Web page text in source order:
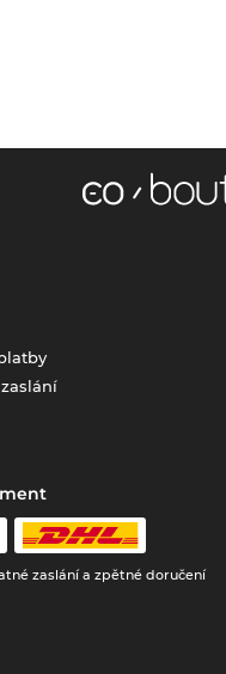
zaslání a zpětné doručení